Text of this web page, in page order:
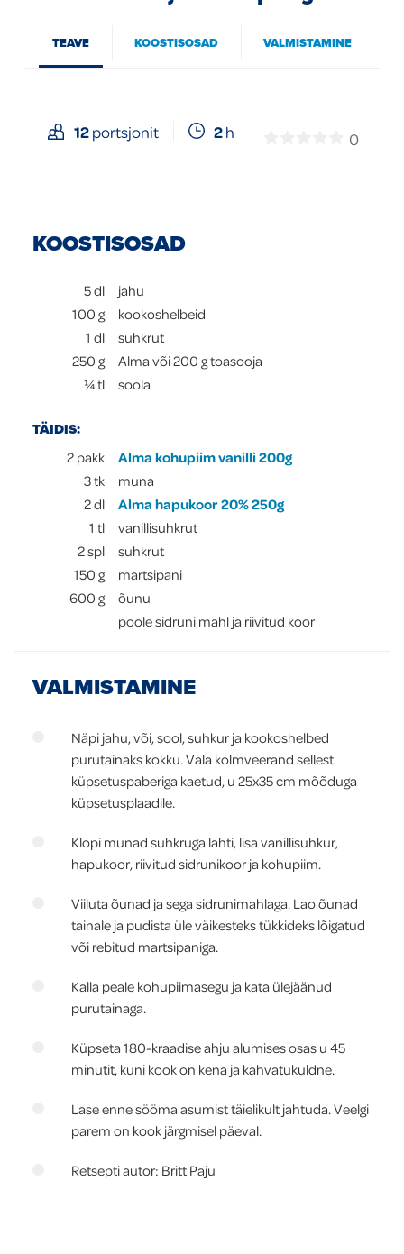
TEAVE KOOSTISOSAD VALMISTAMINE
12portsjonit 2h 0
KOOSTISOSAD
5dl
jahu
100 g
kookoshelbeid
1 dl
suhkrut
250 g
Alma või 200 g toasooja
¼tl soola
TÄIDIS:
2 pakk
Alma kohupiim vanilli 200g
3tk
muna
2dl
Alma hapukoor 20% 250g
1 tl
vanillisuhkrut
2spl
suhkrut
150 g
martsipani
600 g
õunu
poole sidruni mahl ja riivitud koor
VALMISTAMINE
Näpi jahu, või, sool, suhkur ja kookoshelbed
purutainaks kokku. Vala kolmveerand sellest
küpsetuspaberiga kaetud, u 25x35 cm mõõduga
küpsetusplaadile.
Klopi munad suhkruga lahti, lisa vanillisuhkur,
hapukoor, riivitud sidrunikoor ja kohupiim.
Viiluta õunad ja sega sidrunimahlaga. Lao õunad
tainale ja pudista üle väikesteks tükkideks lõigatud
või rebitud martsipaniga.
Kalla peale kohupiimasegu ja kata ülejäänud
purutainaga.
Küpseta 180-kraadise ahju alumises osas u 45
minutit, kuni kook on kena ja kahvatukuldne.
Lase enne sööma asumist täielikult jahtuda. Veelgi
parem on kook järgmisel päeval.
Retsepti autor: Britt Paju